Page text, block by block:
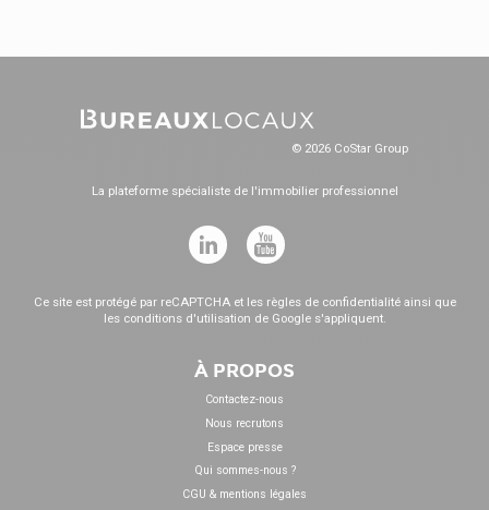
© 2026 CoStar Group
La plateforme spécialiste de l'immobilier professionnel
Ce site est protégé par reCAPTCHA et les règles de confidentialitéainsi que
les conditions d'utilisation de Google s'appliquent.
À PROPOS
Contactez-nous
Nous recrutons
Espace presse
Qui sommes-nous ?
CGU & mentions légales